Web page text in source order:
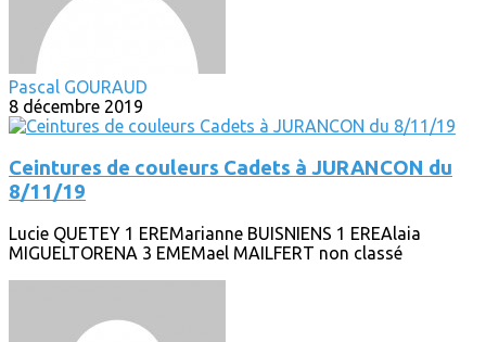
Pascal GOURAUD
8 décembre 2019
Ceintures de couleurs Cadets à JURANCON du
8/11/19
Lucie QUETEY 1 EREMarianne BUISNIENS 1 EREAlaia
MIGUELTORENA 3 EMEMael MAILFERT non classé